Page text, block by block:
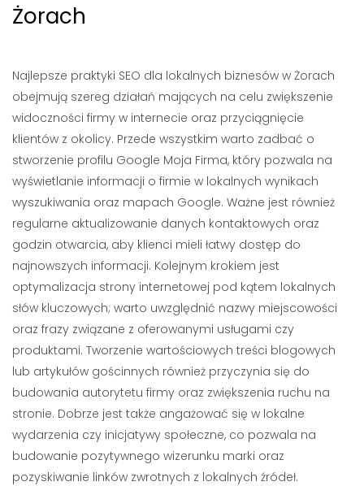
Żorach
Najlepsze praktyki SEO dla lokalnych biznesów w Żorach
obejmują szereg działań mających na celu zwiększenie
widoczności firmy w internecie oraz przyciągnięcie
klientów z okolicy. Przede wszystkim warto zadbać o
stworzenie profilu Google Moja Firma, który pozwala na
wyświetlanie informacji o firmie w lokalnych wynikach
wyszukiwania oraz mapach Google. Ważne jest również
regularne aktualizowanie danych kontaktowych oraz
godzin otwarcia, aby klienci mieli łatwy dostęp do
najnowszych informacji. Kolejnym krokiem jest
optymalizacja strony internetowej pod kątem lokalnych
słów kluczowych; warto uwzględnić nazwy miejscowości
oraz frazy związane z oferowanymi usługami czy
produktami. Tworzenie wartościowych treści blogowych
lub artykułów gościnnych również przyczynia się do
budowania autorytetu firmy oraz zwiększenia ruchu na
stronie. Dobrze jest także angażować się w lokalne
wydarzenia czy inicjatywy społeczne, co pozwala na
budowanie pozytywnego wizerunku marki oraz
pozyskiwanie linków zwrotnych z lokalnych źródeł.